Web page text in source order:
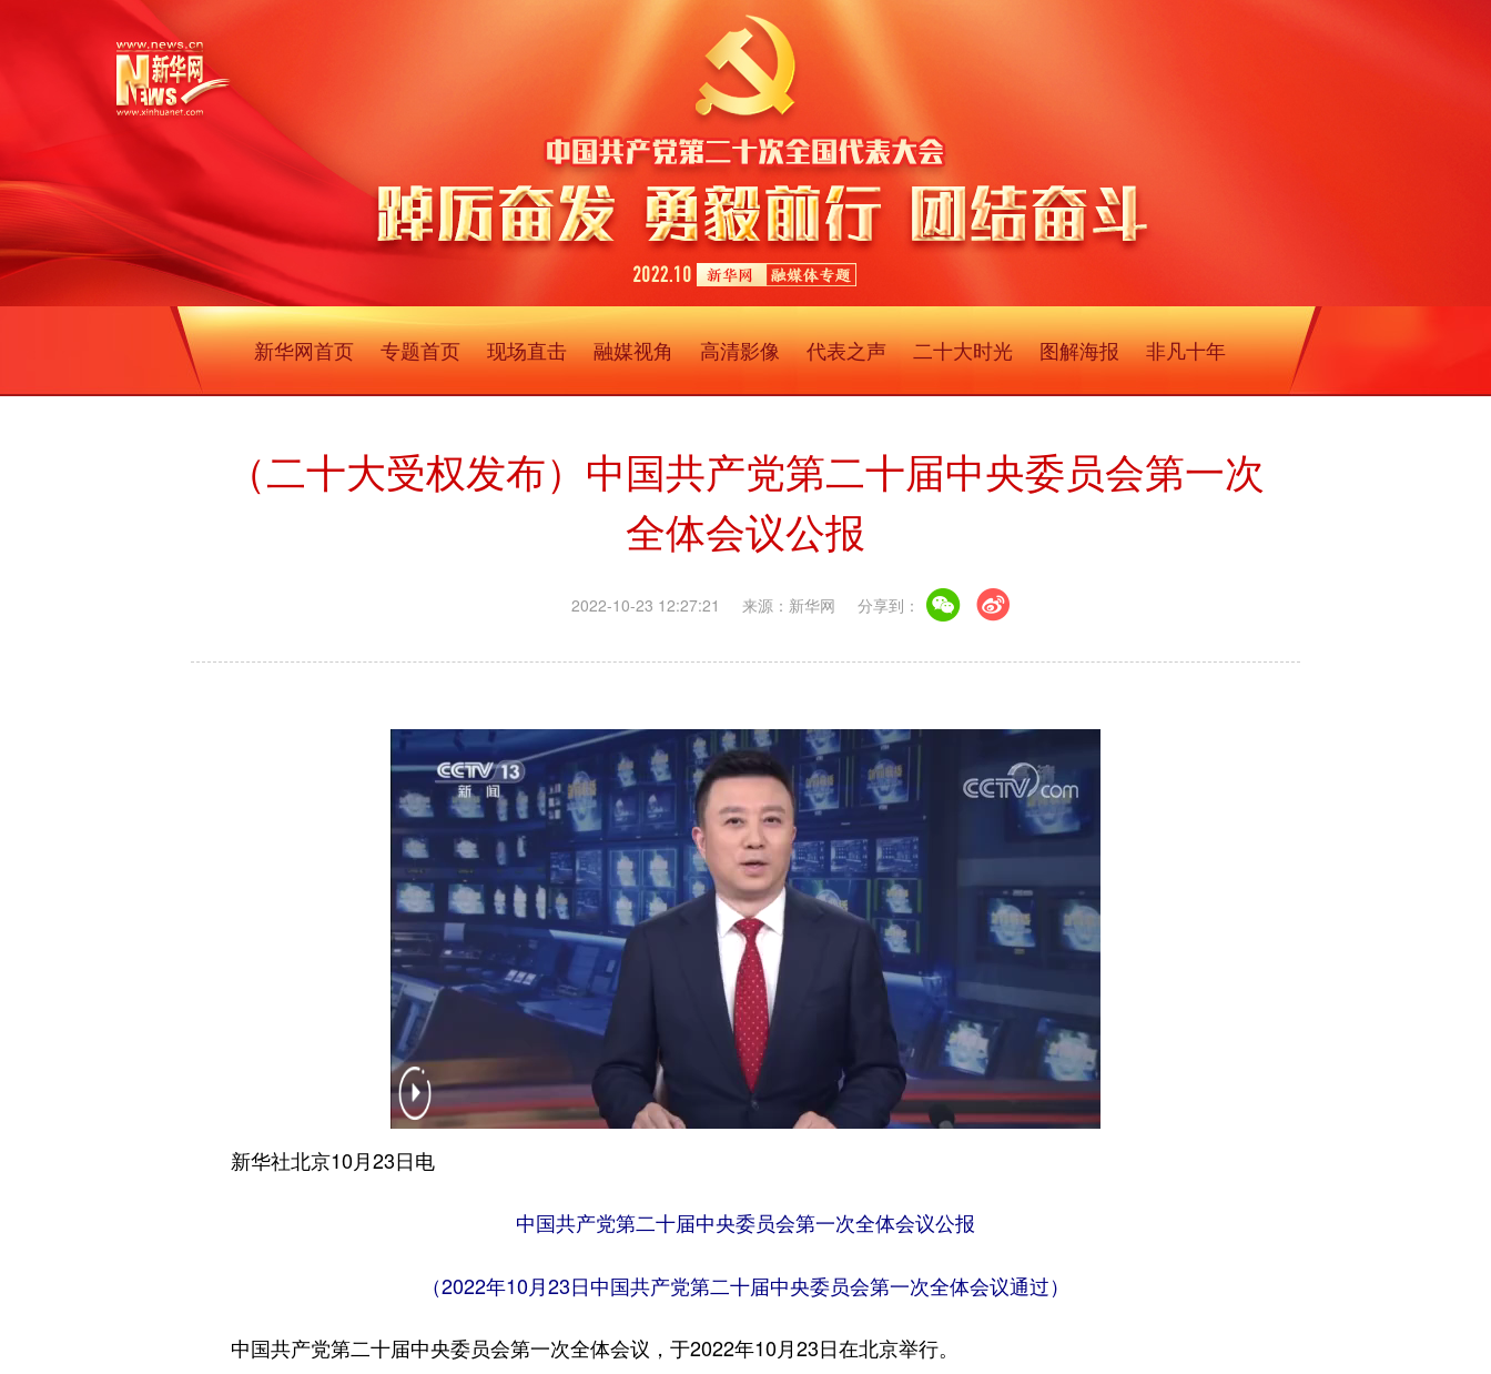
新华网首页 专题首页 现场直击 融媒视角 高清影像 代表之声 二十大时光 图解海报 非凡十年
（二十大受权发布）中国共产党第二十届中央委员会第一次
全体会议公报
2022-10-23 12:27:21 来源：新华网 分享到：
新华社北京10月23日电
中国共产党第二十届中央委员会第一次全体会议公报
（2022年10月23日中国共产党第二十届中央委员会第一次全体会议通过）
中国共产党第二十届中央委员会第一次全体会议，于2022年10月23日在北京举行。